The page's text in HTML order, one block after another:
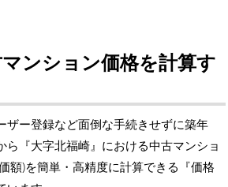
ンション価格を計算す
ザー登録など面倒な手続きせずに築年
ら『大字北福崎』における中古マンショ
額)を簡単・高精度に計算できる『価格